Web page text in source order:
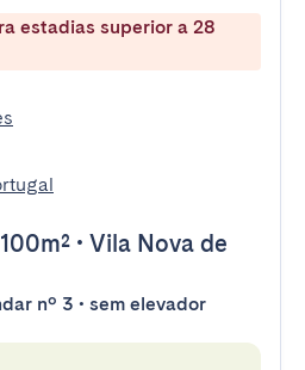
estadias superior a 28
• Vila Nova de
nº 3 • sem elevador